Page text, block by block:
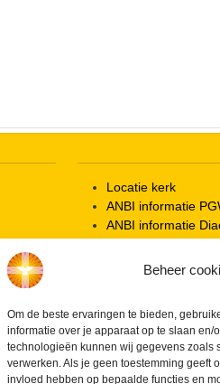
Beheer
Om de beste ervaringen te bieden,
informatie over je apparaat op te slaan en/
technologieën kunnen wij gegevens zoals
verwerken. Als je geen toestemming geeft
invloed hebben op bepaalde functies en
Locatie kerk
ANBI informatie
ANBI informatie
Info Kerkelijke
Redactiestatuut
Privacy
Streaming Protocol
Cookiebeleid (EU)
Zoeken